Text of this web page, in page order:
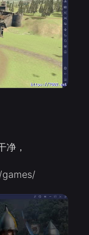
净，
games/